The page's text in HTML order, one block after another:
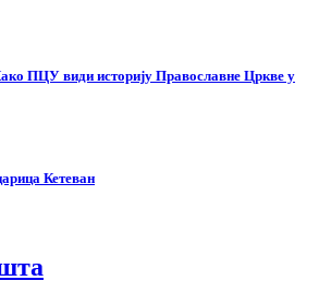
ПЦУ види историју Православне Цркве у
Кетеван